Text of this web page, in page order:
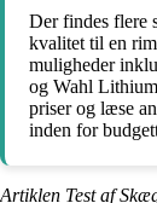
Der findes flere
kvalitet til en
muligheder
og Wahl
priser og læse
inden for
Artiklen Test af